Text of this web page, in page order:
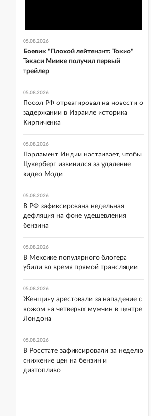
05.08.2026
Боевик "Плохой лейтенант: Токио"
Такаси Миике получил первый
трейлер
05.08.2026
Посол РФ отреагировал на новости о
задержании в Израиле историка
Кирпиченка
05.08.2026
Парламент Индии настаивает, чтобы
Цукерберг извинился за удаление
видео Моди
05.08.2026
В РФ зафиксирована недельная
дефляция на фоне удешевления
бензина
05.08.2026
В Мексике популярного блогера
убили во время прямой трансляции
05.08.2026
Женщину арестовали за нападение с
ножом на четверых мужчин в центре
Лондона
05.08.2026
В Росстате зафиксировали за неделю
снижение цен на бензин и
дизтопливо